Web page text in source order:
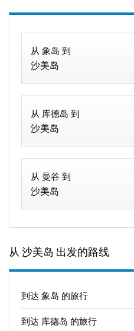
从 象岛 到
沙美岛
从 库德岛 到
沙美岛
从 曼谷 到
沙美岛
从 沙美岛 出发的路线
到达 象岛 的旅行
到达 库德岛 的旅行